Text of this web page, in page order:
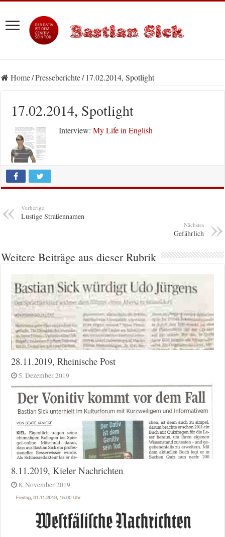
Home/Presseberichte/ 17.02.2014, Spotlight
17.02.2014, Spotlight
Interview:My Life in English
Vorherige
Lustige Straßennamen
Nächstes
Gefährlich
Weitere Beiträge aus dieser Rubrik
28.11.2019, Rheinische Post
5. Dezember 2019
8.11.2019, Kieler Nachrichten
8. November 2019